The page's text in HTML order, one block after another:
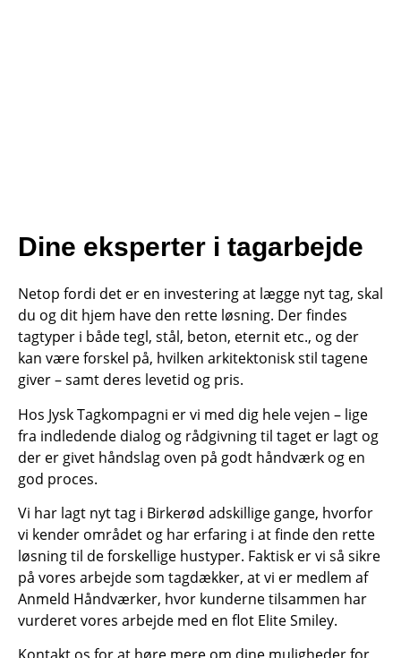
Dine eksperter i tagarbejde
Netop fordi det er en investering at lægge nyt tag, skal
du og dit hjem have den rette løsning. Der findes
tagtyper i både tegl, stål, beton, eternit etc., og der
kan være forskel på, hvilken arkitektonisk stil tagene
giver – samt deres levetid og pris.
Hos Jysk Tagkompagni er vi med dig hele vejen – lige
fra indledende dialog og rådgivning til taget er lagt og
der er givet håndslag oven på godt håndværk og en
god proces.
Vi har lagt nyt tag i Birkerød adskillige gange, hvorfor
vi kender området og har erfaring i at finde den rette
løsning til de forskellige hustyper. Faktisk er vi så sikre
på vores arbejde som tagdækker, at vi er medlem af
Anmeld Håndværker, hvor kunderne tilsammen har
vurderet vores arbejde med en flot Elite Smiley.